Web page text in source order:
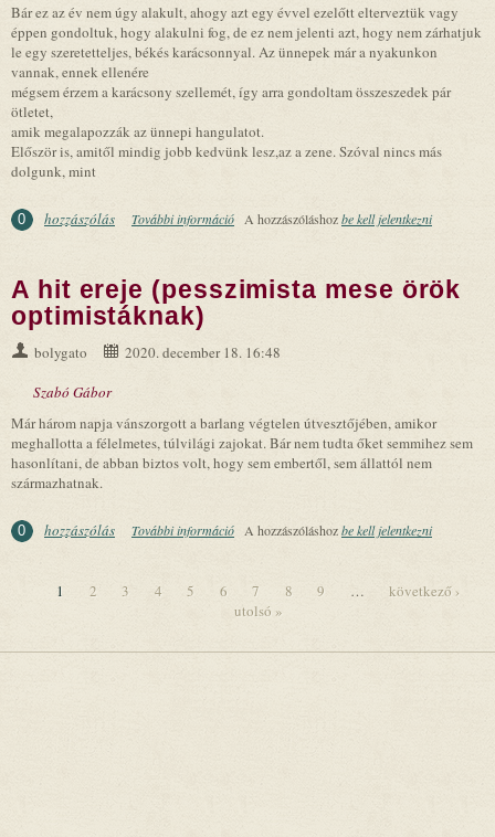
Bár ez az év nem úgy alakult, ahogy azt egy évvel ezelőtt elterveztük vagy
éppen gondoltuk, hogy alakulni fog, de ez nem jelenti azt, hogy nem zárhatjuk
le egy szeretetteljes, békés karácsonnyal. Az ünnepek már a nyakunkon
vannak, ennek ellenére
mégsem érzem a karácsony szellemét, így arra gondoltam összeszedek pár
ötletet,
amik megalapozzák az ünnepi hangulatot.
Először is, amitől mindig jobb kedvünk lesz,az a zene. Szóval nincs más
dolgunk, mint
0 hozzászólás További információ Hozd ki a legtöbbet az idei karácsonyból!
A hozzászóláshozbe kell jelentkezni
A hit ereje (pesszimista mese örök
optimistáknak)
bolygato
2020. december 18. 16:48
Szabó Gábor
Már három napja vánszorgott a barlang végtelen útvesztőjében, amikor
meghallotta a félelmetes, túlvilági zajokat. Bár nem tudta őket semmihez sem
hasonlítani, de abban biztos volt, hogy sem embertől, sem állattól nem
származhatnak.
0 hozzászólás További információ A hit ereje (pesszimista mese örök optimistáknak)
A hozzászóláshozbe kell jelentkezni
1 2 3 4 5 6 7 8 9 …
következő ›
utolsó »